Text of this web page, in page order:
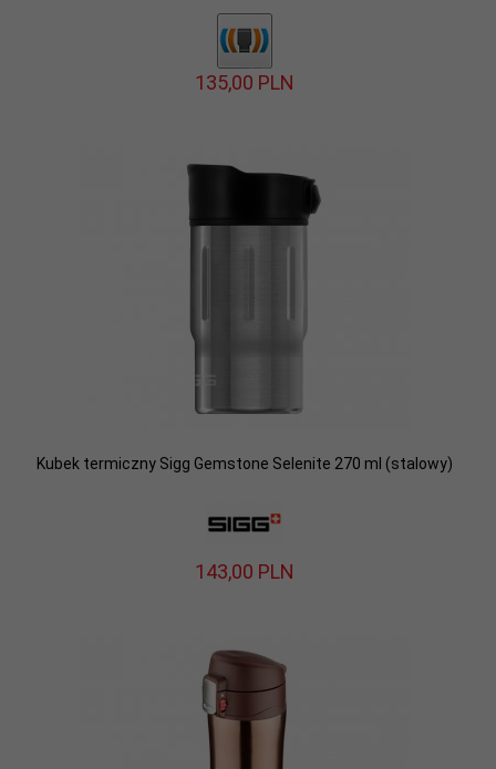
135,00 PLN
Kubek termiczny Sigg Gemstone Selenite 270 ml (stalowy)
143,00 PLN